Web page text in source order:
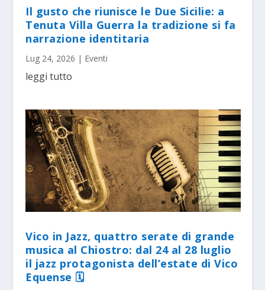
Il gusto che riunisce le Due Sicilie: a
Tenuta Villa Guerra la tradizione si fa
narrazione identitaria
Lug 24, 2026 | Eventi
leggi tutto
Vico in Jazz, quattro serate di grande
musica al Chiostro: dal 24 al 28 luglio
il jazz protagonista dell’estate di Vico
Equense 🗓